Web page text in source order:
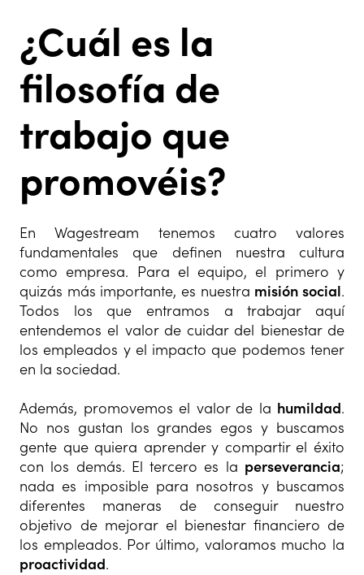
¿Cuál es la
filosofía de
trabajo que
promovéis?
En Wagestream tenemos cuatro valores
fundamentales que definen nuestra cultura
como empresa. Para el equipo, el primero y
quizás más importante, es nuestra misión social.
Todos los que entramos a trabajar aquí
entendemos el valor de cuidar del bienestar de
los empleados y el impacto que podemos tener
en la sociedad.
Además, promovemos el valor de la humildad.
No nos gustan los grandes egos y buscamos
gente que quiera aprender y compartir el éxito
con los demás. El tercero es la perseverancia;
nada es imposible para nosotros y buscamos
diferentes maneras de conseguir nuestro
objetivo de mejorar el bienestar financiero de
los empleados. Por último, valoramos mucho la
proactividad.